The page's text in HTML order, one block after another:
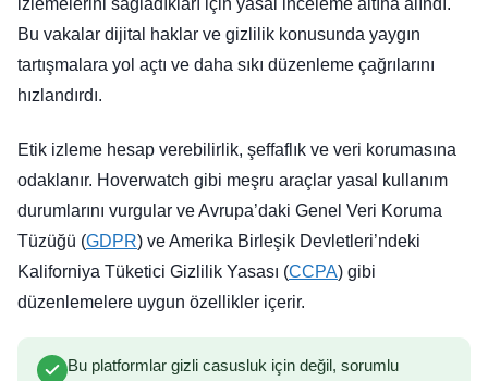
izlemelerini sağladıkları için yasal inceleme altına alındı.
Bu vakalar dijital haklar ve gizlilik konusunda yaygın
tartışmalara yol açtı ve daha sıkı düzenleme çağrılarını
hızlandırdı.
Etik izleme hesap verebilirlik, şeffaflık ve veri korumasına
odaklanır. Hoverwatch gibi meşru araçlar yasal kullanım
durumlarını vurgular ve Avrupa’daki Genel Veri Koruma
Tüzüğü (GDPR) ve Amerika Birleşik Devletleri’ndeki
Kaliforniya Tüketici Gizlilik Yasası (CCPA) gibi
düzenlemelere uygun özellikler içerir.
Bu platformlar gizli casusluk için değil, sorumlu